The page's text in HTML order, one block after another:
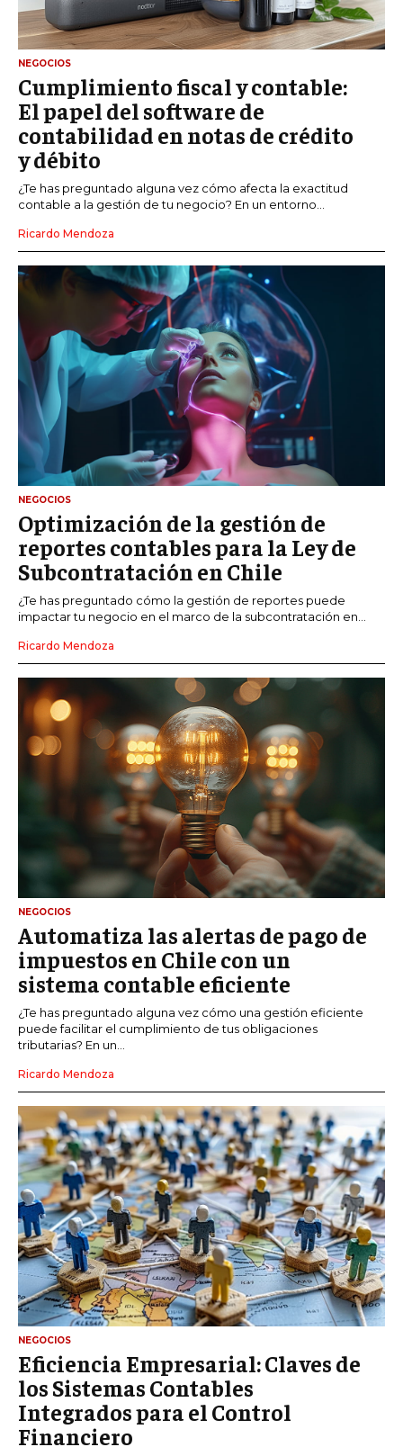
NEGOCIOS
Cumplimiento fiscal y contable:
El papel del software de
contabilidad en notas de crédito
y débito
¿Te has preguntado alguna vez cómo afecta la exactitud
contable a la gestión de tu negocio? En un entorno...
Ricardo Mendoza
NEGOCIOS
Optimización de la gestión de
reportes contables para la Ley de
Subcontratación en Chile
¿Te has preguntado cómo la gestión de reportes puede
impactar tu negocio en el marco de la subcontratación en...
Ricardo Mendoza
NEGOCIOS
Automatiza las alertas de pago de
impuestos en Chile con un
sistema contable eficiente
¿Te has preguntado alguna vez cómo una gestión eficiente
puede facilitar el cumplimiento de tus obligaciones
tributarias? En un...
Ricardo Mendoza
NEGOCIOS
Eficiencia Empresarial: Claves de
los Sistemas Contables
Integrados para el Control
Financiero